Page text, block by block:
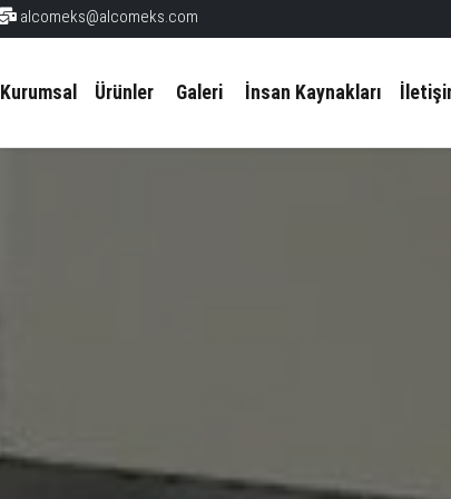
alcomeks@alcomeks.com
Kurumsal Ürünler Galeri İnsan Kaynakları